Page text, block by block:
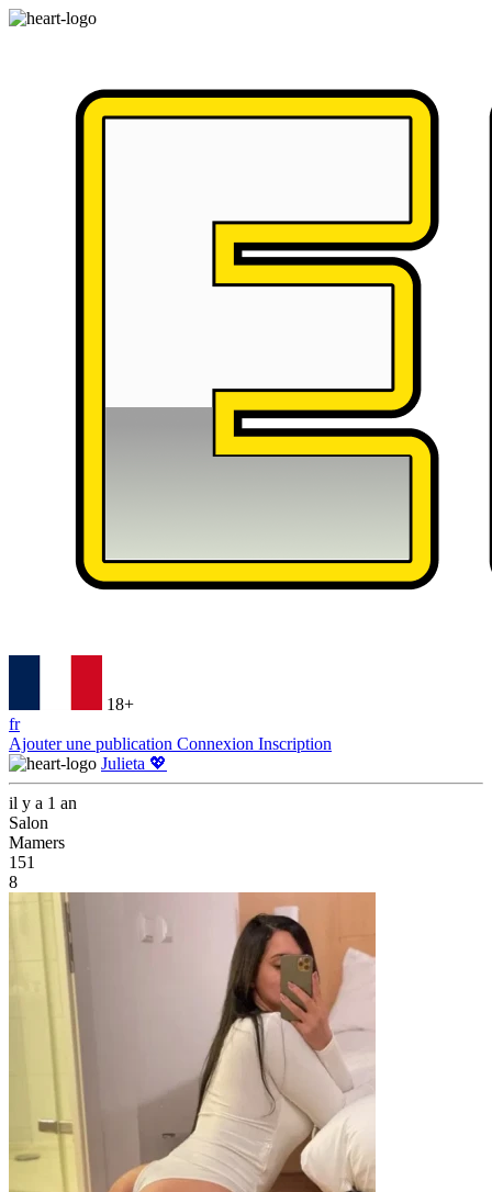
18+
fr
Ajouter une publication Connexion Inscription
Julieta 💖
il y a 1 an
Salon
Mamers
151
8